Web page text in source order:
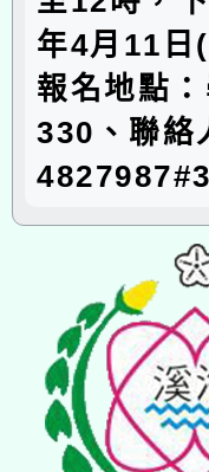
年4月11日
報名地點
330、聯絡